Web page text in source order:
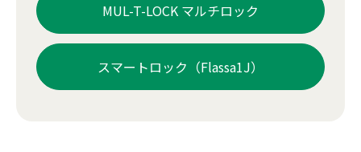
MUL-T-LOCK マルチロック
スマートロック（Flassa1J）